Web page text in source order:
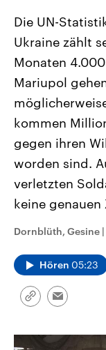
Landtagswahl
2026
Alle Informationen
Sachsen-Anhalt
September 2026
Landtag. Seit 2021
Bundesland von
Umfragen,
Wahlprogramme,
und Hintergründe
und Kandidaten
Wahl.
Sendungen
Audio-Archiv
Die UN-
Ukraine zählt
Monaten
Mariupol
kommen
gegen ihren
worden sind.
verletzten
keine genauen
Dornblüth, Gesine |
Hören 05:23
Link
Email